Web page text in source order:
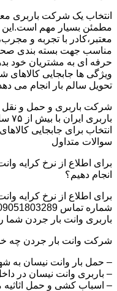
انتخاب یک شرکت باربری
مطمئن بسیار مهم است.این
معتبر،کادر با تجربه و
مناسب جهت بسته بندی
حرفه ای به مشتریان خود
ویژگی ها جابجایی کالاهای
تحویل سالم بار انجام می
شرکت باربری و حمل و نقل
انتخاب برای جابجایی
سوالات متداول
انجام دهیم؟
باربری وانت بار جردن شما
شرکت وانت بار جردن چه
– حمل بار وانت نیسان به
– باربری وانت نیسان در
– اسباب کشی و حمل اثاثیه